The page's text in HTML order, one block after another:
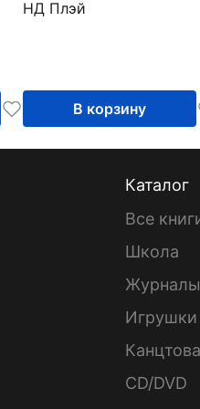
НД Плэй
В корзину
Каталог
Все
Школа
Журналы
Игрушки
CD/DVD